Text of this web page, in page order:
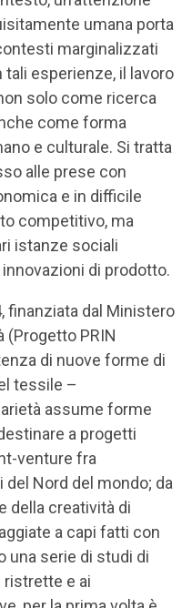
umana porta
marginalizzati
esperienze, il lavoro
solo come ricerca
come forma
e culturale. Si tratta
alle prese con
e in difficile
competitivo, ma
istanze sociali
di prodotto.
finanziata dal Ministero
(Progetto PRIN
di nuove forme di
tessile –
assume forme
a progetti
venture fra
Nord del mondo; da
della creatività di
a capi fatti con
una serie di studi di
ristrette e ai